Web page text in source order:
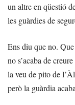
un altre en qüestió
les guàrdies de
Ens diu que no.
no s’acaba de
la veu de pito de
però la guàrdia